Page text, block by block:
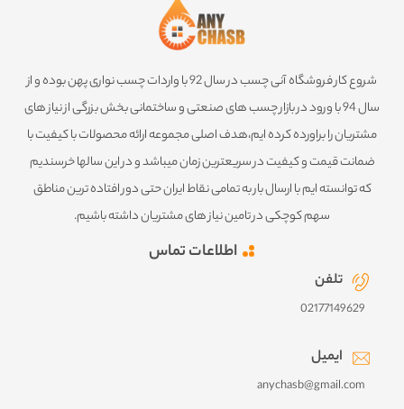
شروع کار فروشگاه آنی چسب در سال 92 با واردات چسب نواری پهن بوده و از
سال 94 با ورود در بازار چسب های صنعتی و ساختمانی بخش بزرگی از نیاز های
مشتریان را براورده کرده ایم،هدف اصلی مجموعه ارائه محصولات با کیفیت با
ضمانت قیمت و کیفیت در سریعترین زمان میباشد و در این سالها خرسندیم
که توانسته ایم با ارسال بار به تمامی نقاط ایران حتی دور افتاده ترین مناطق
سهم کوچکی در تامین نیاز های مشتریان داشته باشیم.
اطلاعات تماس
تلفن
02177149629
ایمیل
anychasb@gmail.com